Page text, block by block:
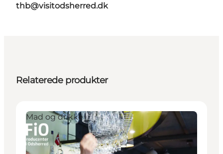
thb@visitodsherred.dk
Relaterede produkter
Mad og drikke